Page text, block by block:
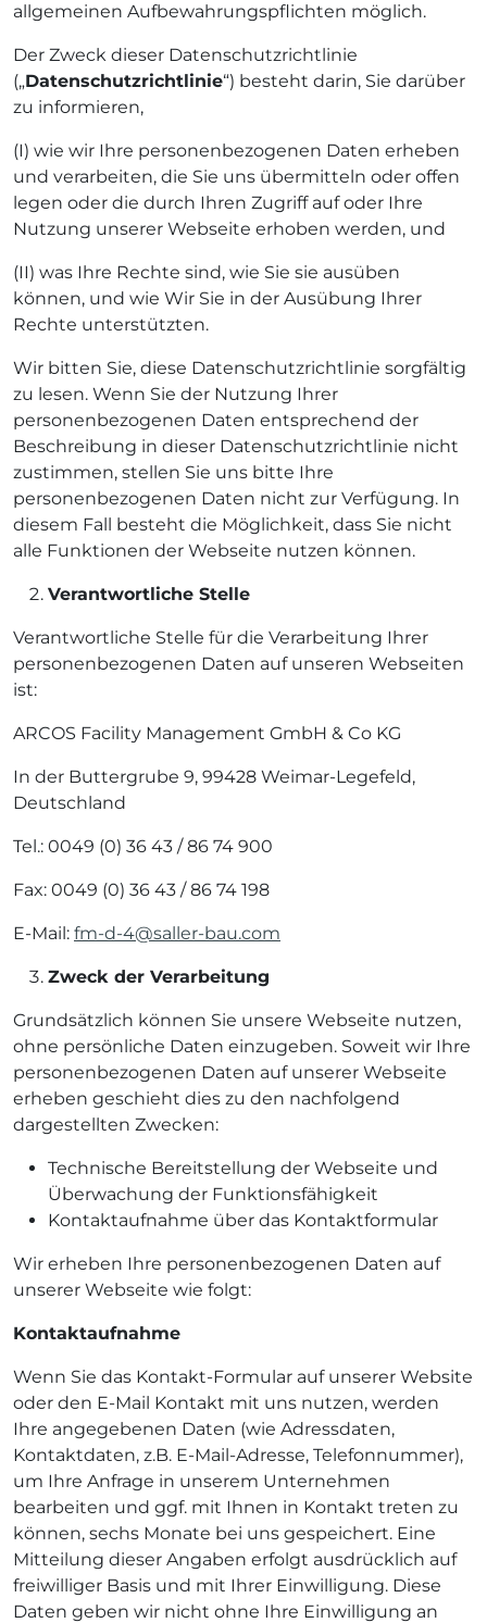
allgemeinen Aufbewahrungspflichten möglich.
Der Zweck dieser Datenschutzrichtlinie
(„Datenschutzrichtlinie“) besteht darin, Sie darüber
zu informieren,
(I) wie wir Ihre personenbezogenen Daten erheben
und verarbeiten, die Sie uns übermitteln oder offen
legen oder die durch Ihren Zugriff auf oder Ihre
Nutzung unserer Webseite erhoben werden, und
(II) was Ihre Rechte sind, wie Sie sie ausüben
können, und wie Wir Sie in der Ausübung Ihrer
Rechte unterstützten.
Wir bitten Sie, diese Datenschutzrichtlinie sorgfältig
zu lesen. Wenn Sie der Nutzung Ihrer
personenbezogenen Daten entsprechend der
Beschreibung in dieser Datenschutzrichtlinie nicht
zustimmen, stellen Sie uns bitte Ihre
personenbezogenen Daten nicht zur Verfügung. In
diesem Fall besteht die Möglichkeit, dass Sie nicht
alle Funktionen der Webseite nutzen können.
Verantwortliche Stelle
Verantwortliche Stelle für die Verarbeitung Ihrer
personenbezogenen Daten auf unseren Webseiten
ist:
ARCOS Facility Management GmbH & Co KG
In der Buttergrube 9, 99428 Weimar-Legefeld,
Deutschland
Tel.: 0049 (0) 36 43 / 86 74 900
Fax: 0049 (0) 36 43 / 86 74 198
E-Mail: fm-d-4@saller-bau.com
Zweck der Verarbeitung
Grundsätzlich können Sie unsere Webseite nutzen,
ohne persönliche Daten einzugeben. Soweit wir Ihre
personenbezogenen Daten auf unserer Webseite
erheben geschieht dies zu den nachfolgend
dargestellten Zwecken:
Technische Bereitstellung der Webseite und
Überwachung der Funktionsfähigkeit
Kontaktaufnahme über das Kontaktformular
Wir erheben Ihre personenbezogenen Daten auf
unserer Webseite wie folgt:
Kontaktaufnahme
Wenn Sie das Kontakt-Formular auf unserer Website
oder den E-Mail Kontakt mit uns nutzen, werden
Ihre angegebenen Daten (wie Adressdaten,
Kontaktdaten, z.B. E-Mail-Adresse, Telefonnummer),
um Ihre Anfrage in unserem Unternehmen
bearbeiten und ggf. mit Ihnen in Kontakt treten zu
können, sechs Monate bei uns gespeichert. Eine
Mitteilung dieser Angaben erfolgt ausdrücklich auf
freiwilliger Basis und mit Ihrer Einwilligung. Diese
Daten geben wir nicht ohne Ihre Einwilligung an